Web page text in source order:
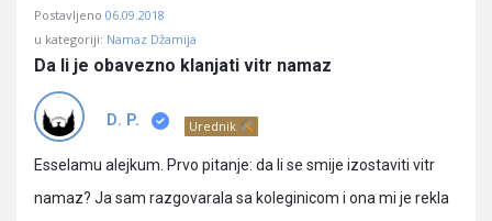
Učene
Latest
Pitanja
Postavljeno 06.09.2018
u kategoriji: Namaz Džamija
Da li je obavezno klanjati vitr namaz
D. P. Urednik
Esselamu alejkum. Prvo pitanje: da li se smije izostaviti vitr
namaz? Ja sam razgovarala sa koleginicom i ona mi je rekla